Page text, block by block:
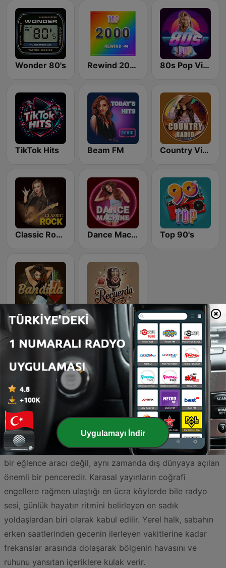
Wonder 80's Rewind 2000's 80s Pop Vibes
TikTok Hits Beam FM Country Vibes
Classic Rock Station Dance Machine Top 90's
Latina Bandida! Recuerda
Hakkâri'nin sarp dağları, derin vadileri ve yüksek rakımlı
yaylaları, bölgedeki radyo yayıncılığını hem teknik bir
meydan okuma hem de toplumsal bir gereklilik haline
getirmektedir. Türkiye’nin en uç noktasında, sınır
komşularıyla çevrili bu benzersiz şehirde radyo, sadece
bir eğlence aracı değil, aynı zamanda dış dünyaya açılan
önemli bir penceredir. Karasal yayınların coğrafi
engellere rağmen ulaştığı en ücra köylerde bile radyo
sesi, günlük hayatın ritmini belirleyen en sadık
yoldaşlardan biri olarak kabul edilir. Yerel halk, sabahın
erken saatlerinden gecenin ilerleyen vakitlerine kadar
frekanslar arasında dolaşarak bölgenin havasını ve
ruhunu yansıtan içeriklere kulak verir.
Uygulamayı İndir